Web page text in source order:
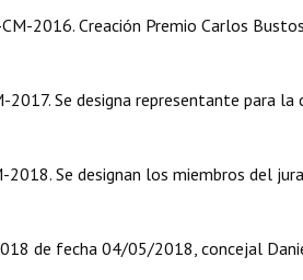
2016. Creación Premio Carlos
2017. Se designa representante para
2018. Se designan los miembros del
de fecha 04/05/2018, concejal